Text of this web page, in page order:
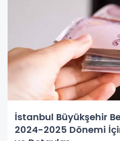
İstanbul Büyükşehir
2024-2025 Dönemi